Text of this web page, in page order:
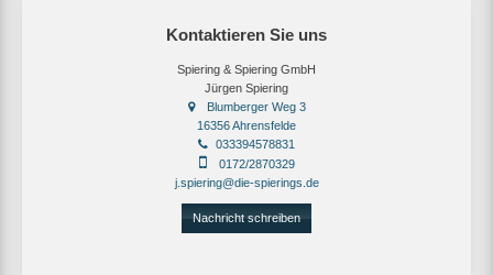
Kontaktieren Sie uns
Spiering & Spiering GmbH
Jürgen Spiering
Blumberger Weg 3
16356 Ahrensfelde
033394578831
0172/2870329
j.spiering@die-spierings.de
Nachricht schreiben